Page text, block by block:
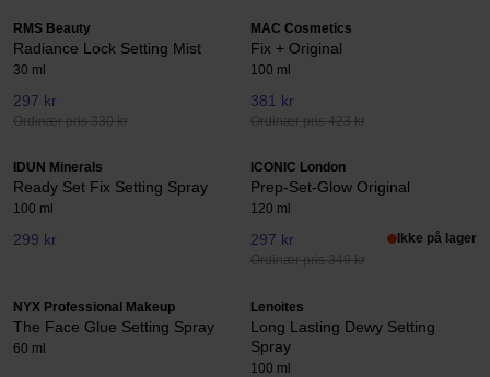
RMS Beauty
Radiance Lock Setting Mist
30 ml
297 kr
Ordinær pris 330 kr
MAC Cosmetics
Fix + Original
100 ml
381 kr
Ordinær pris 423 kr
IDUN Minerals
Ready Set Fix Setting Spray
100 ml
299 kr
ICONIC London
Prep-Set-Glow Original
120 ml
297 kr
Ordinær pris 349 kr
Ikke på lager
NYX Professional Makeup
The Face Glue Setting Spray
60 ml
Lenoites
Long Lasting Dewy Setting
Spray
100 ml